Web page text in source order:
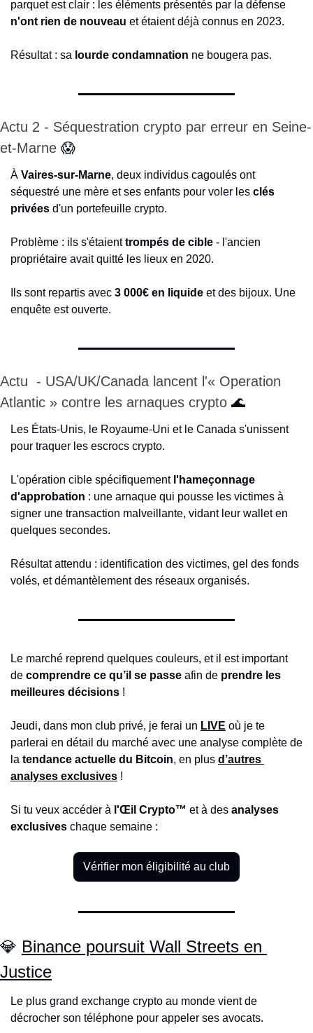
n'ont rien de nouveau et étaient déjà connus en 2023.
Résultat : sa lourde condamnation ne bougera pas.
Actu 2 - Séquestration crypto par erreur en Seine-
et-Marne 😱
À Vaires-sur-Marne, deux individus cagoulés ont
séquestré une mère et ses enfants pour voler les clés
privées d'un portefeuille crypto.
Problème : ils s'étaient trompés de cible - l'ancien
propriétaire avait quitté les lieux en 2020.
Ils sont repartis avec 3 000€ en liquide et des bijoux. Une
enquête est ouverte.
Actu  - USA/UK/Canada lancent l'« Operation
Atlantic » contre les arnaques crypto 🌊
Les États-Unis, le Royaume-Uni et le Canada s'unissent
pour traquer les escrocs crypto.
L'opération cible spécifiquement l'hameçonnage
d'approbation : une arnaque qui pousse les victimes à
signer une transaction malveillante, vidant leur wallet en
quelques secondes.
Résultat attendu : identification des victimes, gel des fonds
volés, et démantèlement des réseaux organisés.
Le marché reprend quelques couleurs, et il est important
de comprendre ce qu’il se passe afin de prendre les
meilleures décisions !
Jeudi, dans mon club privé, je ferai un LIVE où je te
parlerai en détail du marché avec une analyse complète de
la tendance actuelle du Bitcoin, en plus d’autres
analyses exclusives !
Si tu veux accéder à l'Œil Crypto™ et à des analyses
exclusives chaque semaine :
Vérifier mon éligibilité au club
💎 Binance poursuit Wall Streets en
Justice
Le plus grand exchange crypto au monde vient de
décrocher son téléphone pour appeler ses avocats.